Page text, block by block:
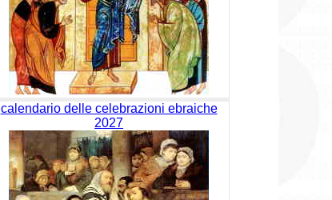
calendario delle celebrazioni ebraiche
2027